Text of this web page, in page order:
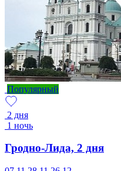
Популярный
2 дня
1 ночь
Гродно-Лида, 2 дня